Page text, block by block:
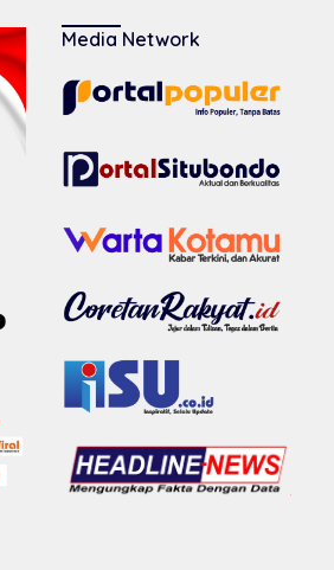
Media Network